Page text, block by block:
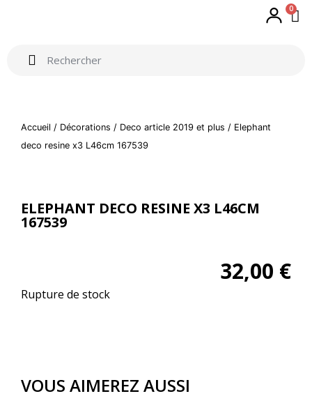
0
Accueil / Décorations / Deco article 2019 et plus / Elephant
deco resine x3 L46cm 167539
ELEPHANT DECO RESINE X3 L46CM
167539
32,00 €
Rupture de stock
VOUS AIMEREZ AUSSI